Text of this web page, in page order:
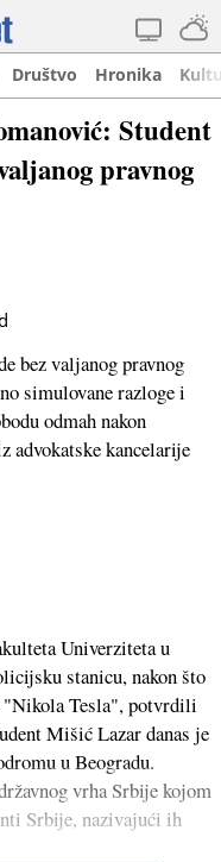
Društvo Hronika
Student
pravnog
bez valjanog pravnog
simulovane razloge i
odmah nakon
advokatske kancelarije
Univerziteta u
stanicu, nakon što
"Nikola Tesla", potvrdili
Mišić Lazar danas je
u Beogradu.
vrha Srbije kojom
Srbije, nazivajući ih